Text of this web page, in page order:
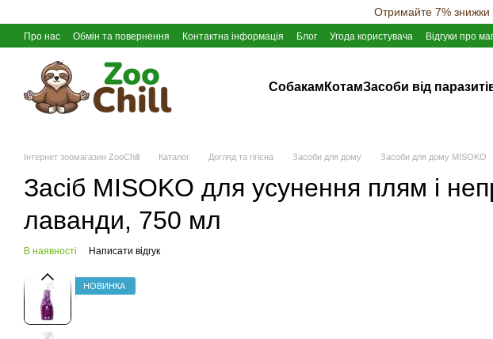
Отримайте 7% знижки
Про нас Обмін та повернення Контактна інформація Блог Угода користувача Відгуки про
Собакам КотамЗасоби від
Інтернет зоомагазин ZooChill Каталог Догляд та гігієна Засоби для дому Засоби для дому MISOKO
Засіб MISOKO для усунення плям і
лаванди, 750 мл
В наявності Написати відгук
НОВИНКА